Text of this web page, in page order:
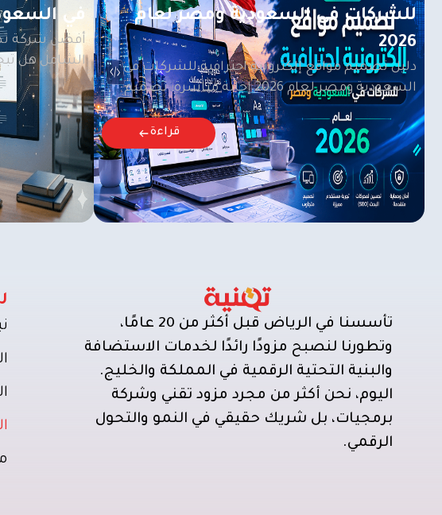
للشركات في السعودية ومصر لعام
2026
دليل تصميم مواقع إلكترونية احترافية للشركات في
السعودية ومصر لعام 2026 إجابة مباشرة: تصميم
قراءة
في السعودية 2026 ؟ (
أفضل شركة
الشامل هل
تأسسنا في الرياض قبل أكثر من 20 عامًا،
وتطورنا لنصبح مزودًا رائدًا لخدمات الاستضافة
والبنية التحتية الرقمية في المملكة والخليج.
اليوم، نحن أكثر من مجرد مزود تقني وشركة
برمجيات، بل شريك حقيقي في النمو والتحول
الرقمي.